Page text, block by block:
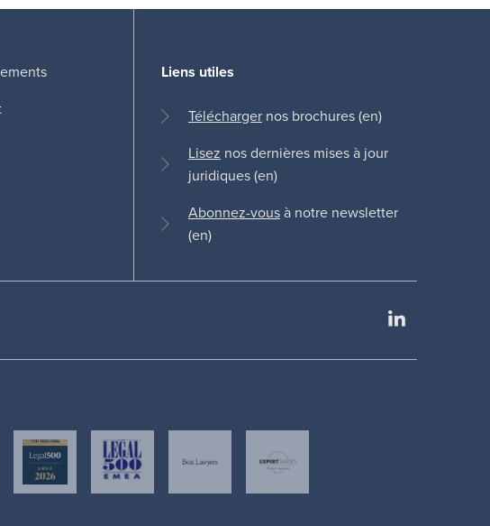
Liens utiles
Télécharger nos brochures (en)
Lisez nos dernières mises à jour
juridiques (en)
Abonnez-vousà notre newsletter
(en)